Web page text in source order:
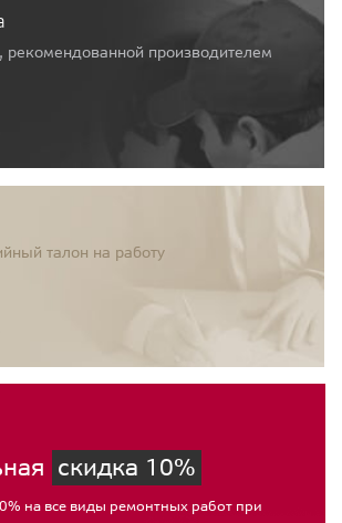
рекомендованной производителем
талон на работу
скидка 10%
на все виды ремонтных работ при